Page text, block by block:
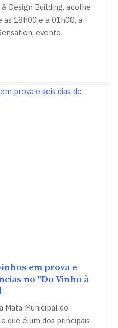
Design Building, acolhe
as 18h00 e a 01h00, a
evento
em prova e
no "Do Vinho à
Mata Municipal do
que é um dos principais